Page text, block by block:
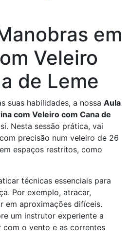
em
Veleiro
de Leme
suas habilidades, a nossa Aula
com Veleiro com Cana de
Nesta sessão prática, vai
precisão num veleiro de 26
espaços restritos, como
técnicas essenciais para
Por exemplo, atracar,
em aproximações difíceis.
um instrutor experiente a
com o vento e as correntes